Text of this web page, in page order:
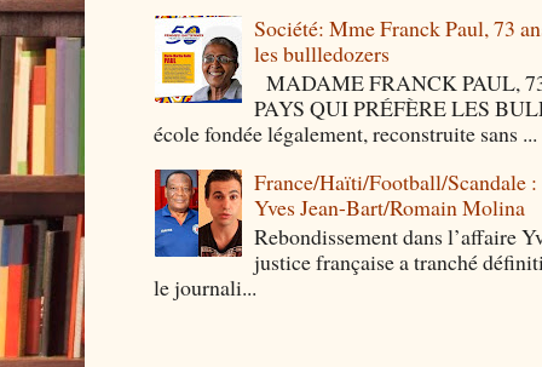
Société: Mme Franck Paul, 73
les bullledozers
MADAME FRANCK PAUL,
PAYS QUI PRÉFÈRE LES
école fondée légalement, reconstruite sans ...
France/Haïti/Football/Scandale
Yves Jean-Bart/Romain Molina
Rebondissement dans l’affaire
justice française a tranché
le journali...